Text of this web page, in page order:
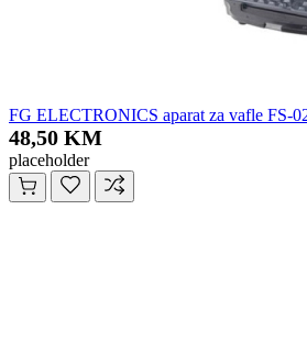
FG ELECTRONICS aparat za vafle FS-
48,50 KM
placeholder